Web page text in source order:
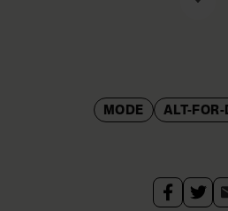
MODE ALT-